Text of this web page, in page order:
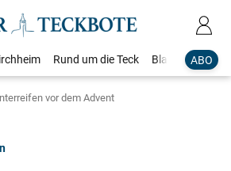
ABO
Rund um die Teck Blaulicht
vor dem Advent